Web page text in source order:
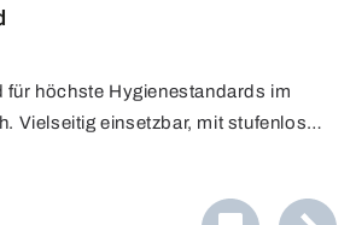
höchste Hygienestandards im
Vielseitig einsetzbar, mit stufenlos